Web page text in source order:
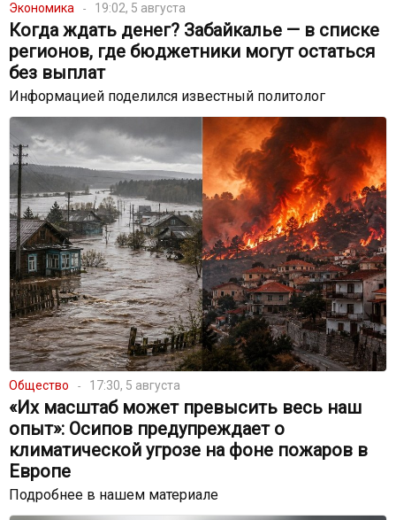
Экономика 19:02, 5 августа
Когда ждать денег? Забайкалье — в списке
регионов, где бюджетники могут остаться
без выплат
Информацией поделился известный политолог
Общество 17:30, 5 августа
«Их масштаб может превысить весь наш
опыт»: Осипов предупреждает о
климатической угрозе на фоне пожаров в
Европе
Подробнее в нашем материале